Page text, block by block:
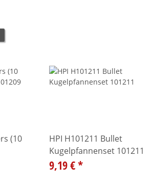
(10
HPI H101211 Bullet
Kugelpfannenset 101211
9,19 €*